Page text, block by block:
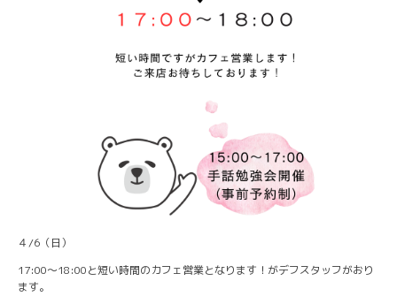
４/6（日）
17:00～18:00と短い時間のカフェ営業となります！がデフスタッフがおり
ます。